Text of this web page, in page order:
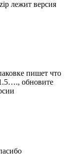
лежит версия
пишет что
обновите